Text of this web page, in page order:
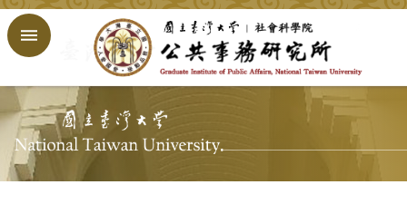
跳到主要內容區塊
搜
尋
回
首
頁